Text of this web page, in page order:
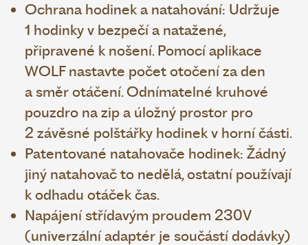
Ochrana hodinek a natahování: Udržuje
1 hodinky v bezpečí a natažené,
připravené k nošení. Pomocí aplikace
WOLF nastavte počet otočení za den
a směr otáčení. Odnímatelné kruhové
pouzdro na zip a úložný prostor pro
2 závěsné polštářky hodinek v horní části.
Patentované natahovače hodinek: Žádný
jiný natahovač to nedělá, ostatní používají
k odhadu otáček čas.
Napájení střídavým proudem 230V
(univerzální adaptér je součástí dodávky)